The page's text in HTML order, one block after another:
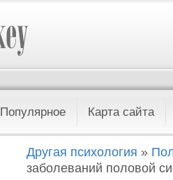
Популярное Карта сайта
Другая психология »
заболеваний половой